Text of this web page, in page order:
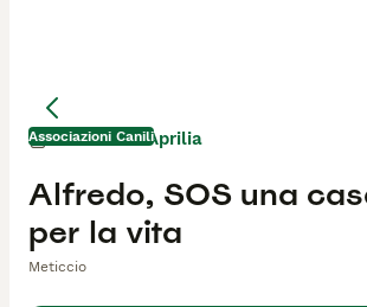
Associazioni Canili
Alfredo, SOS una
per la vita
Meticcio
1 settimana Aprilia